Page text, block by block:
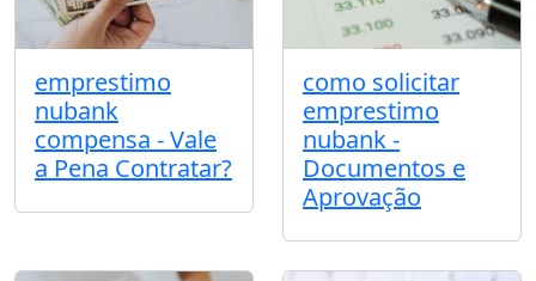
emprestimo
nubank
compensa - Vale
a Pena Contratar?
como solicitar
emprestimo
nubank -
Documentos e
Aprovação